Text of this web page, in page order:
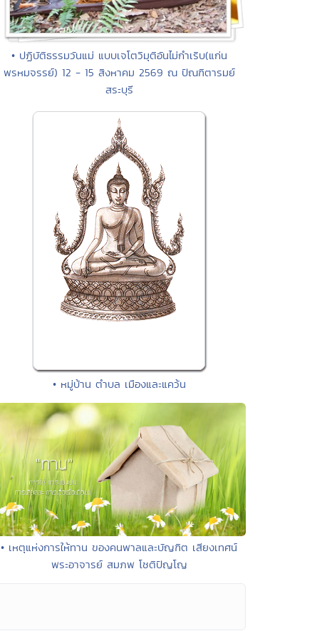
• ปฏิบัติธรรมวันแม่ แบบเจโตวิมุติอันไม่กำเริบ(แก่น
พรหมจรรย์) 12 - 15 สิงหาคม 2569 ณ ปัณฑิตารมย์
สระบุรี
• หมู่บ้าน ตำบล เมืองและแคว้น
• เหตุแห่งการให้ทาน ของคนพาลและบัญฑิต เสียงเทศน์
พระอาจารย์ สมภพ โชติปัญโญ